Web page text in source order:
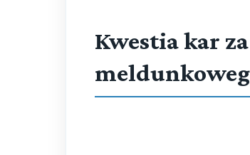
Kwestia kar